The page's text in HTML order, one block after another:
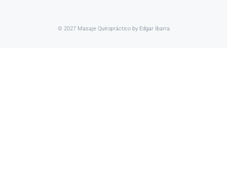
© 2027 Masaje Quiropráctico by Edgar Ibarra